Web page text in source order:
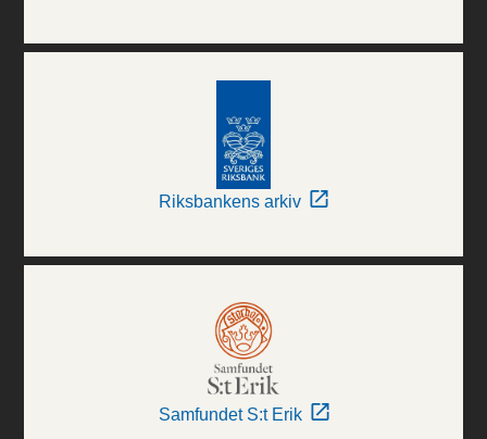
Riksbankens arkiv
Samfundet S:t Erik